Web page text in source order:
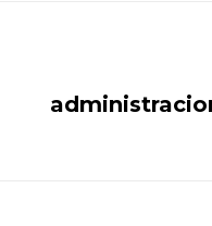
Publicación